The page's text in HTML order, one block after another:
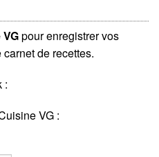
pour enregistrer vos
de recettes.
:
VG :